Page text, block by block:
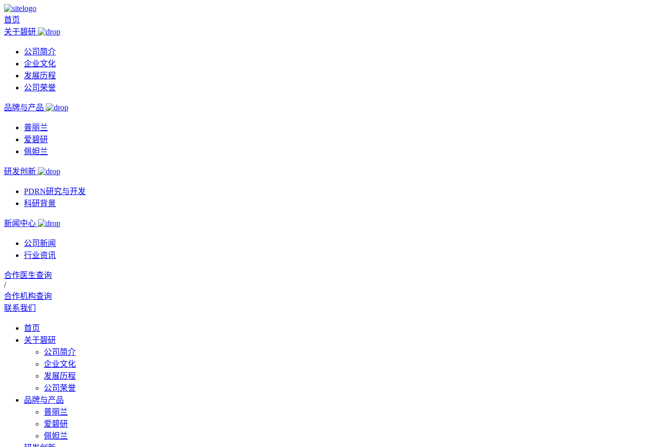
首页
关于碧研
公司简介
企业文化
发展历程
公司荣誉
品牌与产品
普丽兰
爱碧研
佩妲兰
研发创新
PDRN研究与开发
科研背景
新闻中心
公司新闻
行业资讯
合作医生查询
/
合作机构查询
联系我们
首页
关于碧研
公司简介
企业文化
发展历程
公司荣誉
品牌与产品
普丽兰
爱碧研
佩妲兰